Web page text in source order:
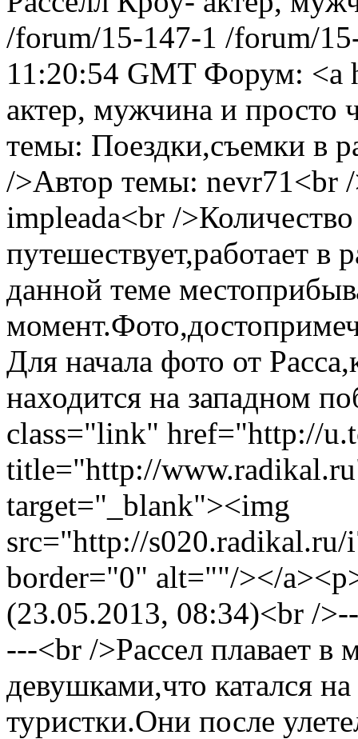
/forum/15-147-1 /forum/
11:20:54 GMT Форум: <a
актер, мужчина и просто
темы: Поездки,съемки в
/>Автор темы: nevr71<br
impleada<br /
путешествует,работает в
данной теме
Для начала фото от
находится на западном
class="link" href="http://
title="http://
target="_blank"><img
src="http://
border="0" alt=""/></
(23.05.2013, 08:34)<br /
---<br />Рассел плавает в
девушками,что катался
туристки.Они после